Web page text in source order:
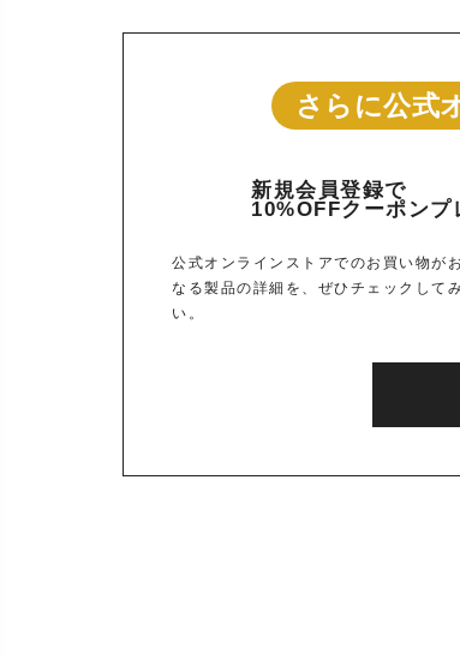
さらに公式
新規会員登録で
10%OFFクーポンプ
公式オンラインストアでのお買い物が
なる製品の詳細を、ぜひチェックして
い。